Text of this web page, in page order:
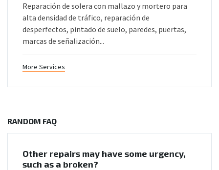
Reparación de solera con mallazo y mortero para
alta densidad de tráfico, reparación de
desperfectos, pintado de suelo, paredes, puertas,
marcas de señalización...
More Services
RANDOM FAQ
Other repairs may have some urgency,
such as a broken?